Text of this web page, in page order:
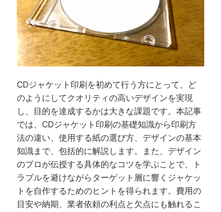
CDジャケット印刷を初めて行う方にとって、ど
のようにしてクオリティの高いデザインを実現
し、目的を達成するかは大きな課題です。本記事
では、CDジャケット印刷の基礎知識から印刷方
法の違い、使用する紙の選び方、デザインの基本
知識まで、包括的に解説します。また、デザイン
のプロが伝授する具体的なコツを学ぶことで、ト
ラブルを避けながらターゲット層に響くジャケッ
トを自作するためのヒントを得られます。費用の
目安や納期、業者依頼の利点と欠点にも触れるこ